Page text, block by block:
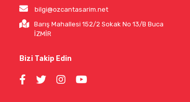
bilgi@ozcantasarim.net
Barış Mahallesi 152/2 Sokak No 13/B Buca
İZMİR
Bizi Takip Edin